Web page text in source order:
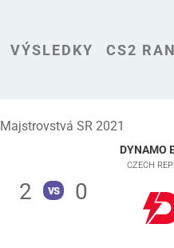
VÝSLEDKY CS2
Majstrovstvá SR 2021
2 vs 0
DYNAMO
CZECH